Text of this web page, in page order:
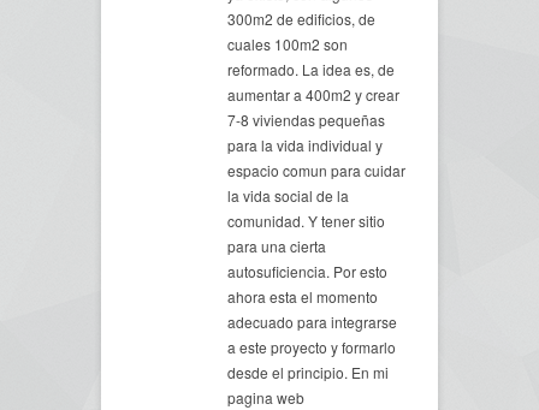
300m2 de edificios, de
cuales 100m2 son
reformado. La idea es, de
aumentar a 400m2 y crear
7-8 viviendas pequeñas
para la vida individual y
espacio comun para cuidar
la vida social de la
comunidad. Y tener sitio
para una cierta
autosuficiencia. Por esto
ahora esta el momento
adecuado para integrarse
a este proyecto y formarlo
desde el principio. En mi
pagina web